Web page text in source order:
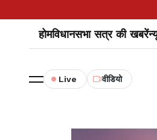
होमविधानसभा सत्र की खबरें
Live वीडियो